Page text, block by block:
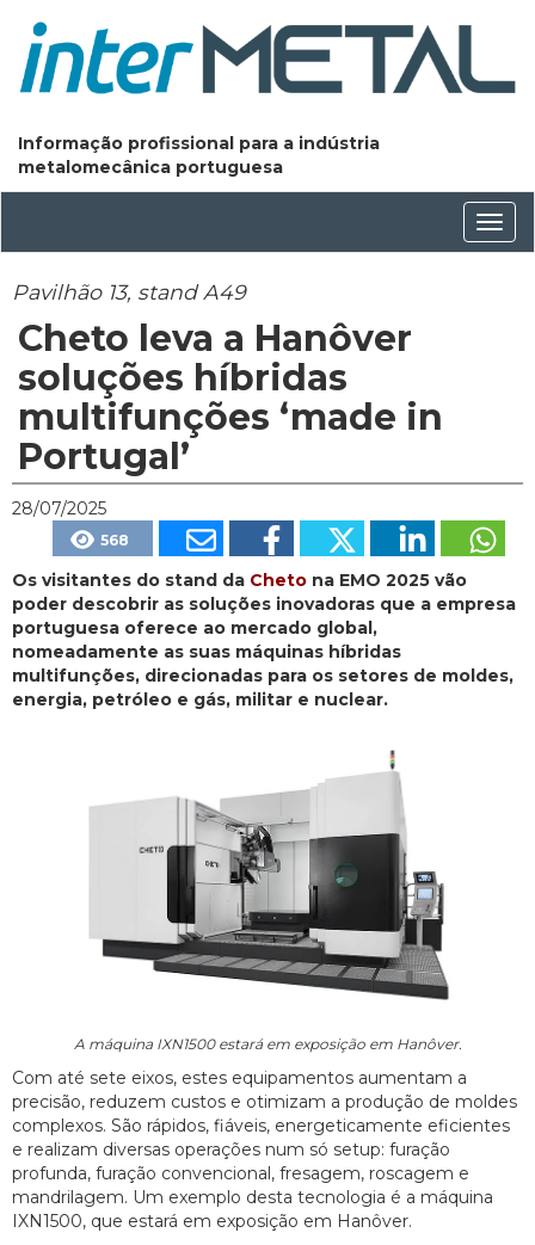
Informação profissional para a indústria
metalomecânica portuguesa
Pavilhão 13, stand A49
Cheto leva a Hanôver
soluções híbridas
multifunções ‘made in
Portugal’
28/07/2025
568
Os visitantes do stand da Cheto na EMO 2025 vão
poder descobrir as soluções inovadoras que a empresa
portuguesa oferece ao mercado global,
nomeadamente as suas máquinas híbridas
multifunções, direcionadas para os setores de moldes,
energia, petróleo e gás, militar e nuclear.
A máquina IXN1500 estará em exposição em Hanôver.
Com até sete eixos, estes equipamentos aumentam a
precisão, reduzem custos e otimizam a produção de moldes
complexos. São rápidos, fiáveis, energeticamente eficientes
e realizam diversas operações num só setup: furação
profunda, furação convencional, fresagem, roscagem e
mandrilagem. Um exemplo desta tecnologia é a máquina
IXN1500, que estará em exposição em Hanôver.